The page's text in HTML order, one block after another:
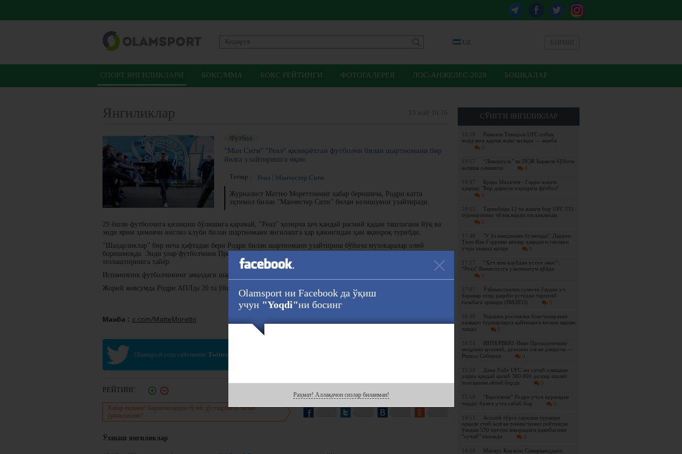
UZ
СПОРТ ЯНГИЛИКЛАРИ БОКС/ММА БОКС РЕЙТИНГИ ФОТОГАЛЕРЕЯ ЛОС-АНЖЕЛЕС-2028 БОШҚАЛАР
СЎНГГИ ЯНГИЛИКЛАР
19:56
Рамазон Темиров UFC собиқ
юлдузига қарши жанг қилади — манба
0
19:17
“Ливерпуль” ва ПСЖ Барколя бўйича
келиша олмаяпти
0
18:47
Брэди Махачев - Гэрри жанги
ҳақида: "Бир дарвоза олдидаги футбол"
0
18:13
Таркибида 12 та жанги бор UFC 331
турнирининг тўлиқ карди тасдиқланди
0
17:48
"У ўз имиджини бузмоқда". Даррен
Тилл Иан Гэррини аёллар ҳақидаги гаплари
учун танқид қилди
0
17:17
“Ҳеч ким клубдан устун эмас”:
“Реал” Винисиусга ультиматум қўйди
0
17:07
Ўзбекистонлик сумочи ўзидан уч
баравар оғир рақиби устидан тарихий
ғалабага эришди (ВИДЕО)
0
16:49
Украина россиялик боксчиларнинг
халқаро турнирларга қайтишига кескин қарши
чиқди
0
16:16
ИНТЕРВЬЮ. Икки Президентнинг
меҳрини қозониб, дуосини олган дзюдочи —
Ришод Собиров
0
15:50
Дана Уайт UFC`ни сотиб олишдан
олдин қандай қилиб 380 000 доллар ишлаб
топганини айтиб берди
0
15:18
“Барселона” Родри учун курашдан
чиқди: бунга учта сабаб бор
0
14:51
Асосий тўрга саралаш турнири
орқали етиб келган теннисчимиз рейтингда
ўзидан 530 поғона юқоридаги рақибасини
"сочиб" ташлади
0
14:16
Магнус Карлсен Самарқанддаги
Янгиликлар
Футбол
"Ман Сити" "Реал" қизиқаётган футболчи билан шартномани бир
йилга узайтиришга яқин
Теглар : Реал Манчестер Сити
Журналист Маттео Мореттонинг хабар беришича, Родри катта
эҳтимол билан "Манчестер Сити" билан келишувни узайтиради.
29 ёшли футболчига қизиқиш бўлишига қарамай, "Реал" ҳозирча ҳеч қандай расмий қадам ташлагани йўқ ва
энди ярим ҳимоячи инглиз клуби билан шартномани янгилашга ҳар қачонгидан ҳам яқинроқ турибди.
"Шаҳарликлар" бир неча ҳафтадан бери Родри билан шартномани узайтириш бўйича музокаралар олиб
боришмоқда. Энди улар футболчини Премьер-лигада камида яна бир йил ушлаб қолиш учун жараённи
тезлаштиришга тайёр.
Испаниялик футболчининг амалдаги шартномаси 2027 йилнинг 30 июнига қадар мўлжалланган.
Жорий мавсумда Родри АПЛда 20 та ўйин ўтказиб, 1 та гол уришга эришди.
Ҳавола :
Манба : x.com/MatteMoretto
Olamsport.com сайтининг Twitter
РЕЙТИНГ:
Хабар ёқдими? Биринчилардан бўлиб дўстларингиз билан
ўртоқлашинг!
Ўхшаш янгиликлар
Olamsport ни Facebook да ўқиш
учун "Yoqdi"ни босинг
Раҳмат! Аллақачон сизлар биланман!